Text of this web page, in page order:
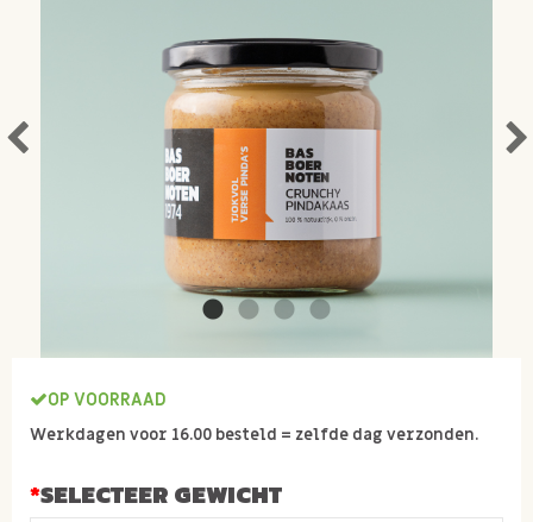
OP VOORRAAD
Werkdagen voor 16.00 besteld = zelfde dag verzonden.
SELECTEER GEWICHT